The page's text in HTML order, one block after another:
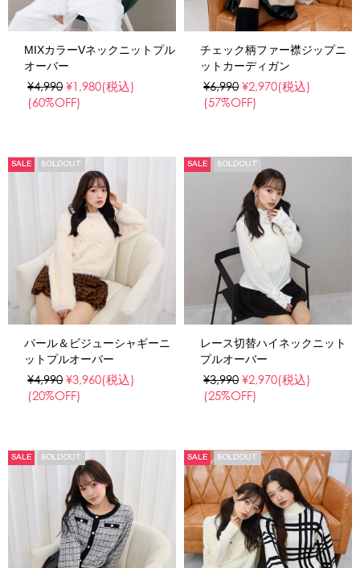
MIXカラーVネックニットプル
オーバー
¥4,990 ¥1,980(税込)
(60%OFF)
チェック柄ファー襟ジップニ
ットカーディガン
¥6,990 ¥2,970(税込)
(57%OFF)
SALE SOLDOUT
パール＆ビジューシャギーニ
ットプルオーバー
¥4,990 ¥3,960(税込)
(20%OFF)
SALE SOLDOUT
レース切替ハイネックニット
プルオーバー
¥3,990 ¥2,970(税込)
(25%OFF)
SALE SOLDOUT SALE SOLDOUT